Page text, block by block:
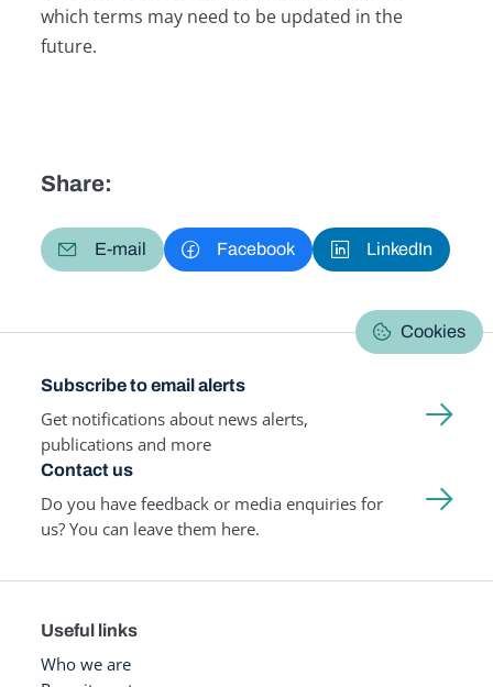
which terms may need to be updated in the
future.
Share:
E-mail Facebook LinkedIn
Cookies
Subscribe to email alerts
Get notifications about news alerts,
publications and more
Contact us
Do you have feedback or media enquiries for
us? You can leave them here.
Useful links
Who we are